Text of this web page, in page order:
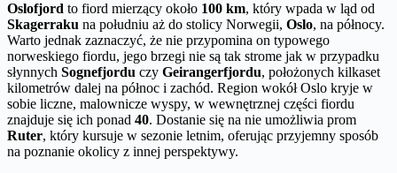
Oslofjord to fiord mierzący około 100 km, który wpada w ląd od
Skagerraku na południu aż do stolicy Norwegii, Oslo, na północy.
Warto jednak zaznaczyć, że nie przypomina on typowego
norweskiego fiordu, jego brzegi nie są tak strome jak w przypadku
słynnych Sognefjordu czy Geirangerfjordu, położonych kilkaset
kilometrów dalej na północ i zachód. Region wokół Oslo kryje w
sobie liczne, malownicze wyspy, w wewnętrznej części fiordu
znajduje się ich ponad 40. Dostanie się na nie umożliwia prom
Ruter, który kursuje w sezonie letnim, oferując przyjemny sposób
na poznanie okolicy z innej perspektywy.